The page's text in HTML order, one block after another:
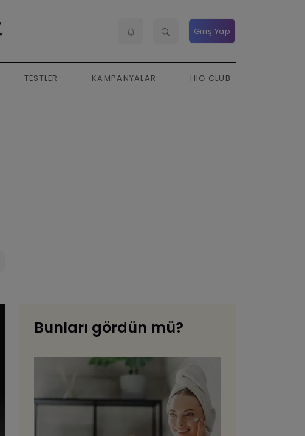
Giriş Yap
TESTLER KAMPANYALAR HIG CLUB
Bunları gördün mü?